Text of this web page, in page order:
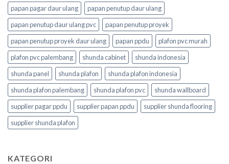
papan pagar daur ulang
papan penutup daur ulang
papan penutup daur ulang pvc
papan penutup proyek
papan penutup proyek daur ulang
papan ppdu
plafon pvc murah
plafon pvc palembang
shunda cabinet
shunda indonesia
shunda panel
shunda plafon
shunda plafon indonesia
shunda plafon palembang
shunda plafon pvc
shunda wallboard
supplier pagar ppdu
supplier papan ppdu
supplier shunda flooring
supplier shunda plafon
KATEGORI